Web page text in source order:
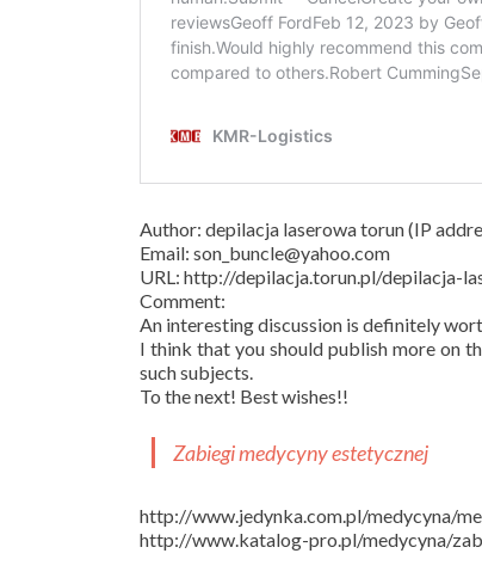
Author: depilacja laserowa torun (IP
Email: son_buncle@yahoo.com
URL: http://depilacja.torun.pl/depilacja-
Comment:
An interesting discussion is definitely
I think that you should publish more on
such subjects.
To the next! Best wishes!!
Zabiegi medycyny estetycznej
http://www.jedynka.com.pl/medycyna/
http://www.katalog-pro.pl/medycyna/